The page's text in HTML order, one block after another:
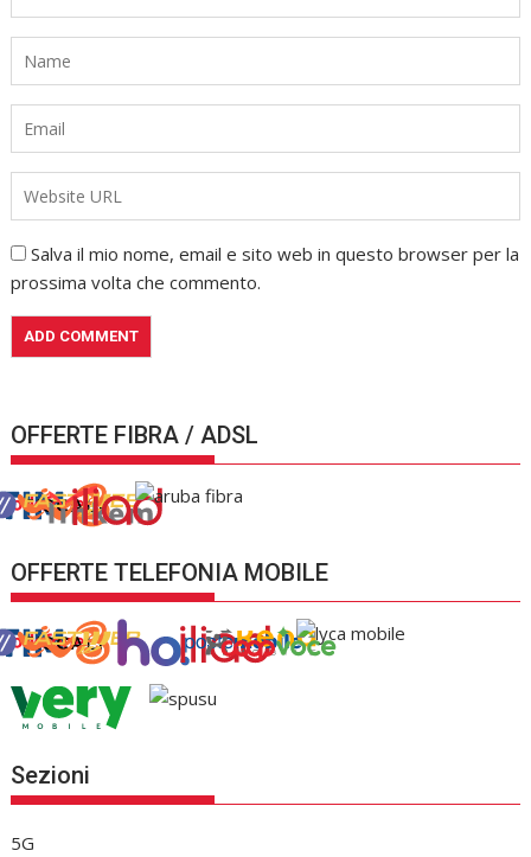
Salva il mio nome, email e sito web in questo browser per la
prossima volta che commento.
OFFERTE FIBRA / ADSL
OFFERTE TELEFONIA MOBILE
Sezioni
5G